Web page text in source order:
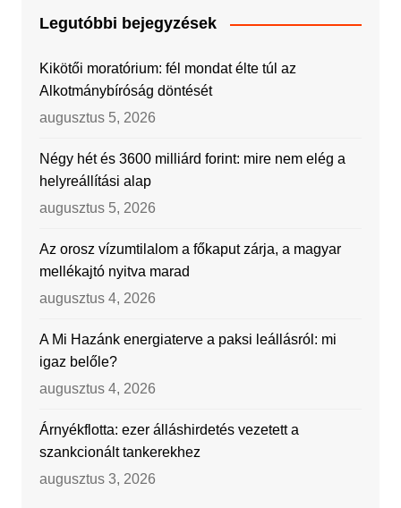
Legutóbbi bejegyzések
Kikötői moratórium: fél mondat élte túl az
Alkotmánybíróság döntését
augusztus 5, 2026
Négy hét és 3600 milliárd forint: mire nem elég a
helyreállítási alap
augusztus 5, 2026
Az orosz vízumtilalom a főkaput zárja, a magyar
mellékajtó nyitva marad
augusztus 4, 2026
A Mi Hazánk energiaterve a paksi leállásról: mi
igaz belőle?
augusztus 4, 2026
Árnyékflotta: ezer álláshirdetés vezetett a
szankcionált tankerekhez
augusztus 3, 2026